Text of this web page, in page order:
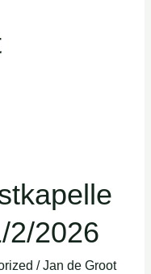
2/2026
/Jan de Groot